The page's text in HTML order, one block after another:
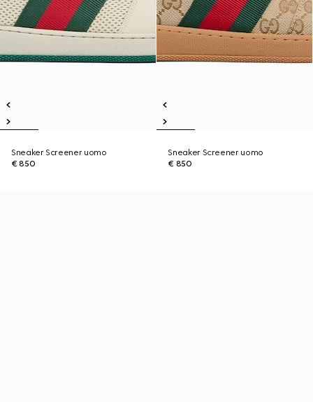
Sneaker Screener uomo
€ 850
Sneaker Screener uomo
€ 850